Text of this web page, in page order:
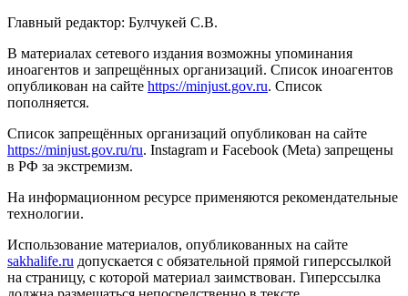
Главный редактор: Булчукей С.В.
В материалах сетевого издания возможны упоминания
иноагентов и запрещённых организаций. Список иноагентов
опубликован на сайте https://minjust.gov.ru. Список
пополняется.
Список запрещённых организаций опубликован на сайте
https://minjust.gov.ru/ru. Instagram и Facebook (Metа) запрещены
в РФ за экстремизм.
На информационном ресурсе применяются рекомендательные
технологии.
Использование материалов, опубликованных на сайте
sakhalife.ru допускается с обязательной прямой гиперссылкой
на страницу, с которой материал заимствован. Гиперссылка